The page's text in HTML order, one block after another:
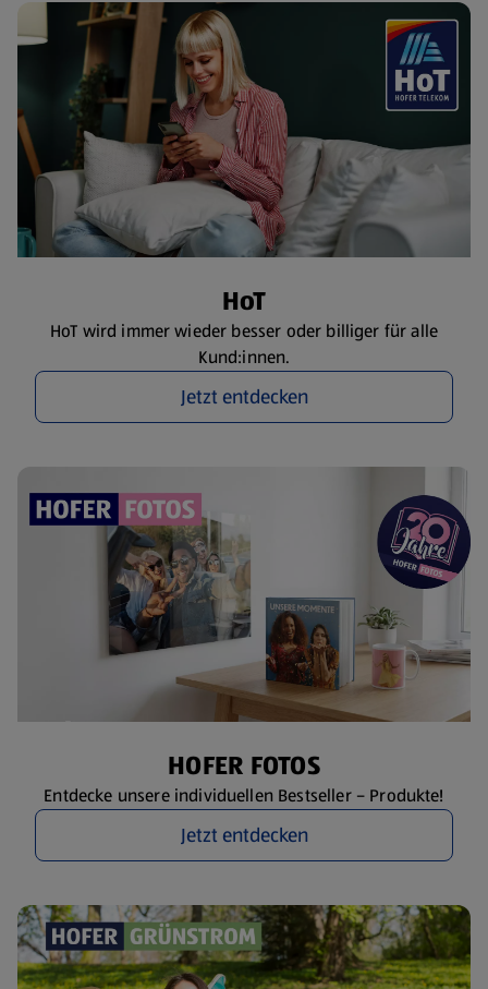
HoT
HoT wird immer wieder besser oder billiger für alle
Kund:innen.
Jetzt entdecken
HOFER FOTOS
Entdecke unsere individuellen Bestseller – Produkte!
Jetzt entdecken